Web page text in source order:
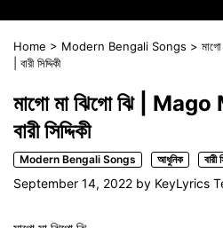
Home > Modern Bengali Songs >
| বারী সিদ্দিকী
মাগো মা ঝিগো ঝি |
বারী সিদ্দিকী
Modern Bengali Songs আধুনিক বারী
September 14, 2022 by KeyLyrics